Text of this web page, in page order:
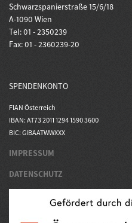
Schwarzspanierstraße 15/6/18
A-1090 Wien
Tel: 01 - 2350239
Fax: 01 - 2360239-20
SPENDENKONTO
FIAN Österreich
IBAN: AT73 2011 1294 1590 3600
BIC: GIBAATWWXXX
IMPRESSUM
DATENSCHUTZ